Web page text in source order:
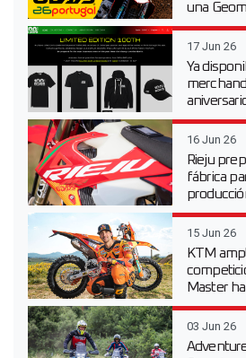
una
17 Jun 26
Ya
16 Jun 26
Rieju
fábrica
15 Jun 26
KTM
Master
03 Jun 26